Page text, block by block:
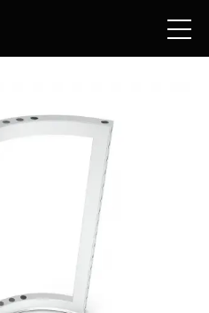
– BÖJDA RAMAR